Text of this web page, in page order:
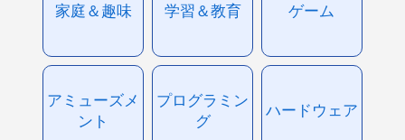
家庭＆趣味 学習＆教育 ゲーム
アミューズメ
ント
プログラミン
グ
ハードウェア